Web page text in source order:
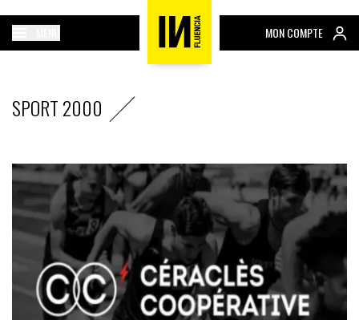
MON COMPTE
SPORT 2000